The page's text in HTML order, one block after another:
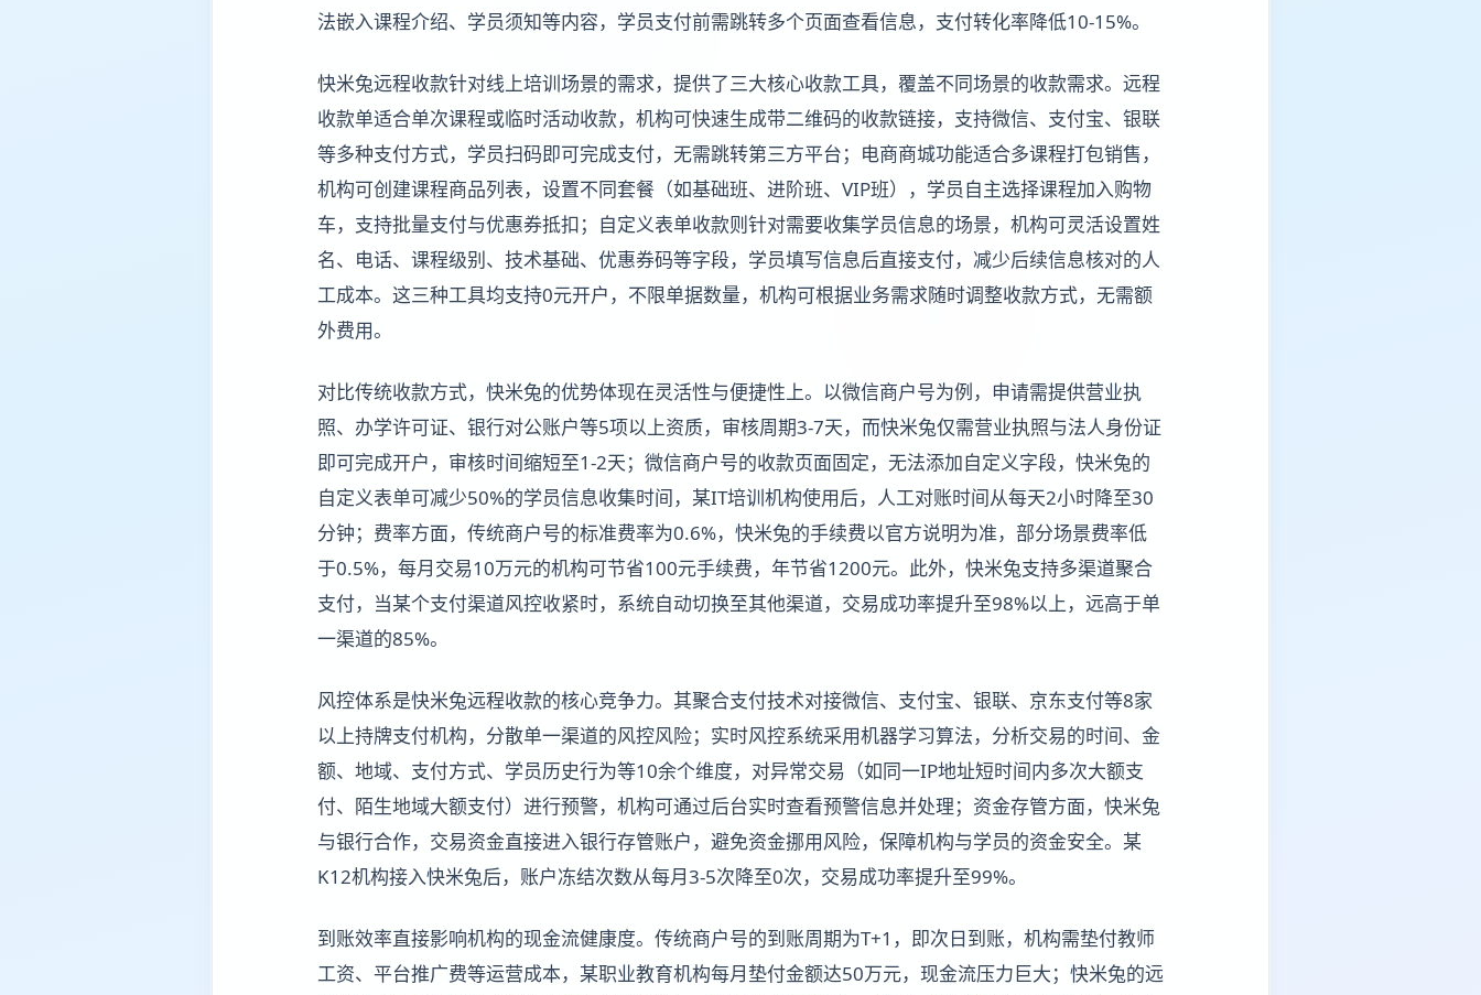
法嵌入课程介绍、学员须知等内容，学员支付前需跳转多个页面查看信息，支付转化率降低10-15%。
快米兔远程收款针对线上培训场景的需求，提供了三大核心收款工具，覆盖不同场景的收款需求。远程
收款单适合单次课程或临时活动收款，机构可快速生成带二维码的收款链接，支持微信、支付宝、银联
等多种支付方式，学员扫码即可完成支付，无需跳转第三方平台；电商商城功能适合多课程打包销售，
机构可创建课程商品列表，设置不同套餐（如基础班、进阶班、VIP班），学员自主选择课程加入购物
车，支持批量支付与优惠券抵扣；自定义表单收款则针对需要收集学员信息的场景，机构可灵活设置姓
名、电话、课程级别、技术基础、优惠券码等字段，学员填写信息后直接支付，减少后续信息核对的人
工成本。这三种工具均支持0元开户，不限单据数量，机构可根据业务需求随时调整收款方式，无需额
外费用。
对比传统收款方式，快米兔的优势体现在灵活性与便捷性上。以微信商户号为例，申请需提供营业执
照、办学许可证、银行对公账户等5项以上资质，审核周期3-7天，而快米兔仅需营业执照与法人身份证
即可完成开户，审核时间缩短至1-2天；微信商户号的收款页面固定，无法添加自定义字段，快米兔的
自定义表单可减少50%的学员信息收集时间，某IT培训机构使用后，人工对账时间从每天2小时降至30
分钟；费率方面，传统商户号的标准费率为0.6%，快米兔的手续费以官方说明为准，部分场景费率低
于0.5%，每月交易10万元的机构可节省100元手续费，年节省1200元。此外，快米兔支持多渠道聚合
支付，当某个支付渠道风控收紧时，系统自动切换至其他渠道，交易成功率提升至98%以上，远高于单
一渠道的85%。
风控体系是快米兔远程收款的核心竞争力。其聚合支付技术对接微信、支付宝、银联、京东支付等8家
以上持牌支付机构，分散单一渠道的风控风险；实时风控系统采用机器学习算法，分析交易的时间、金
额、地域、支付方式、学员历史行为等10余个维度，对异常交易（如同一IP地址短时间内多次大额支
付、陌生地域大额支付）进行预警，机构可通过后台实时查看预警信息并处理；资金存管方面，快米兔
与银行合作，交易资金直接进入银行存管账户，避免资金挪用风险，保障机构与学员的资金安全。某
K12机构接入快米兔后，账户冻结次数从每月3-5次降至0次，交易成功率提升至99%。
到账效率直接影响机构的现金流健康度。传统商户号的到账周期为T+1，即次日到账，机构需垫付教师
工资、平台推广费等运营成本，某职业教育机构每月垫付金额达50万元，现金流压力巨大；快米兔的远